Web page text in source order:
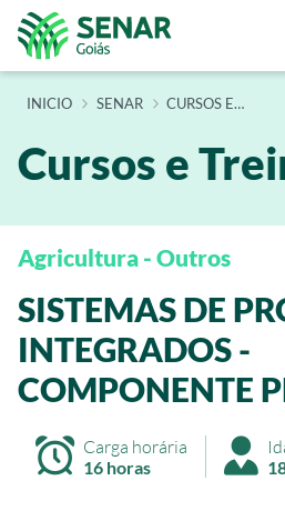
INÍCIO SENAR CURSOS E
Cursos e
Agricultura - Outros
SISTEMAS DE
INTEGRADOS -
COMPONENTE
Carga horária
16 horas